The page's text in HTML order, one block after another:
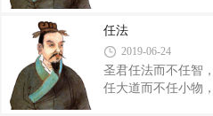
其生，必修其理。
服信以听；致德，
训、习俗，慈爱之
则山林泽谷之利足
难攻也。不然，则
劝也。不然，则有
上也。此民之所
任法
2019-06-24
圣君任法而不任智
任大道而不任小物